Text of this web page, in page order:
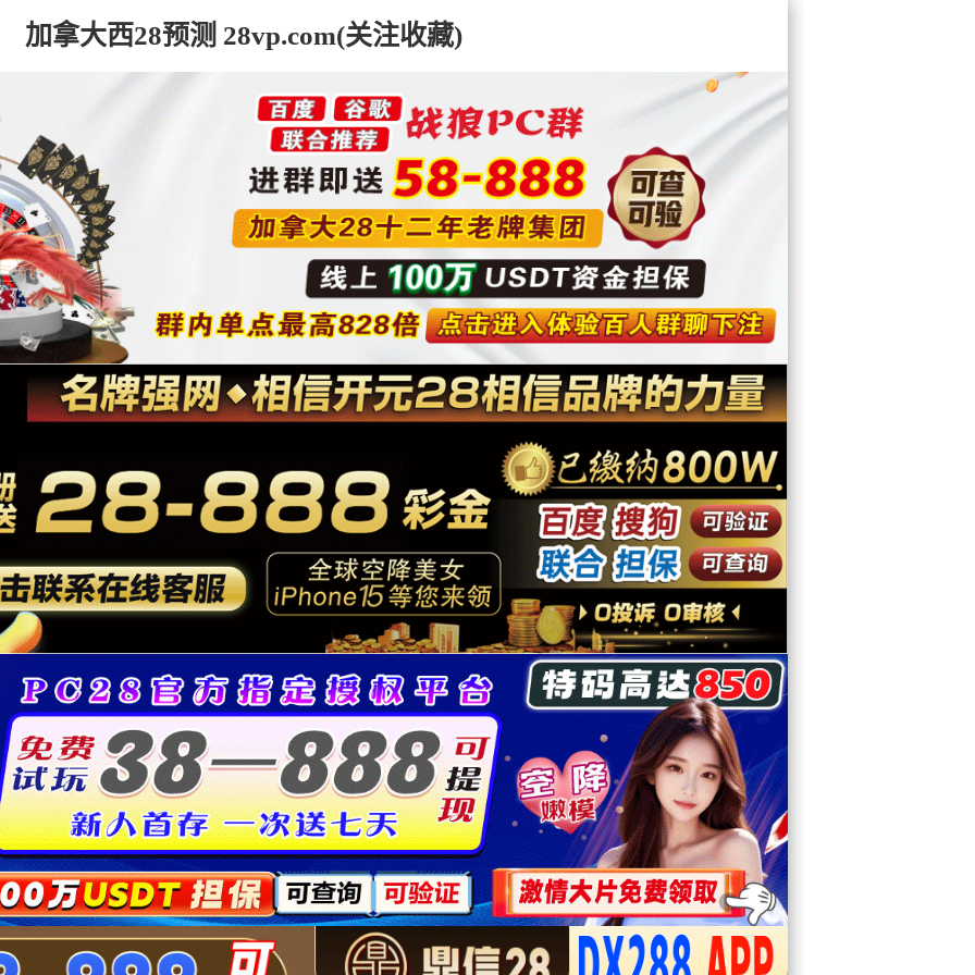
加拿大西28预测 28vp.com(关注收藏)